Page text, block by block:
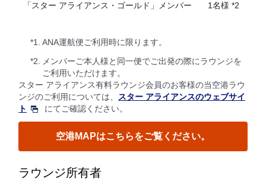
「スター アライアンス・ゴールド」メンバー 1名様 *2
*1.
ANA運航便ご利用時に限ります。
*2.
メンバーご本人様と同一便でご出発の際にラウンジを
ご利用いただけます。
スター アライアンス有料ラウンジ会員のお客様の当空港ラウ
ンジのご利用については、
スター アライアンスのウェブサイ
ト
にてご確認ください。
空港MAPはこちらをご覧ください。
ラウンジ所有者